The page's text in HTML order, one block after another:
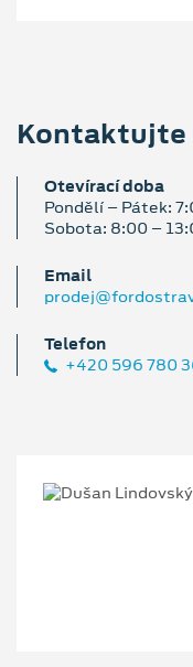
Kontaktujte
Otevírací doba
Pondělí – Pátek:
Sobota: 8:00 –
Email
Telefon
+420 596 780